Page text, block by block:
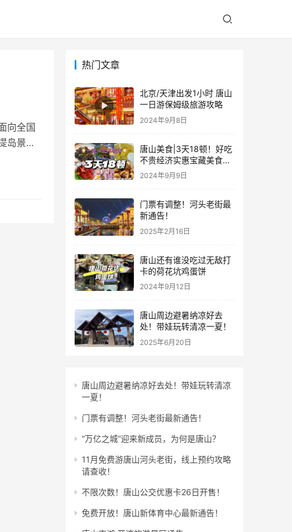
向全国
岛景区
热门文章
北京/天津出发1小时 唐山
一日游保姆级旅游攻略
2024年9月8日
唐山美食|3天18顿！好吃
不贵经济实惠宝藏美食攻
略，本地人版 赶紧码住！
2024年9月9日
门票有调整！河头老街最
新通告！
2025年2月16日
唐山还有谁没吃过无敌打
卡的荷花坑鸡蛋饼
2024年9月12日
唐山周边避暑纳凉好去
处！带娃玩转清凉一夏！
2025年6月20日
唐山周边避暑纳凉好去处！带娃玩转清凉
一夏！
门票有调整！河头老街最新通告！
“万亿之城”迎来新成员，为何是唐山？
11月免费游唐山河头老街，线上预约攻略
请查收！
不限次数！唐山公交优惠卡26日开售！
免费开放！唐山新体育中心最新通告！